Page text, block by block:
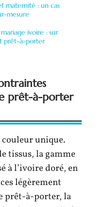
maternité : un cas
mesure
ivoire : sur
prêt-à-porter
prêt-à-porter
couleur unique.
tissus, la gamme
à l’ivoire doré, en
légèrement
prêt-à-porter, la